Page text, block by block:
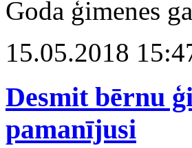
Goda ģimenes
15.05.2018
Desmit bērnu
pamanījusi